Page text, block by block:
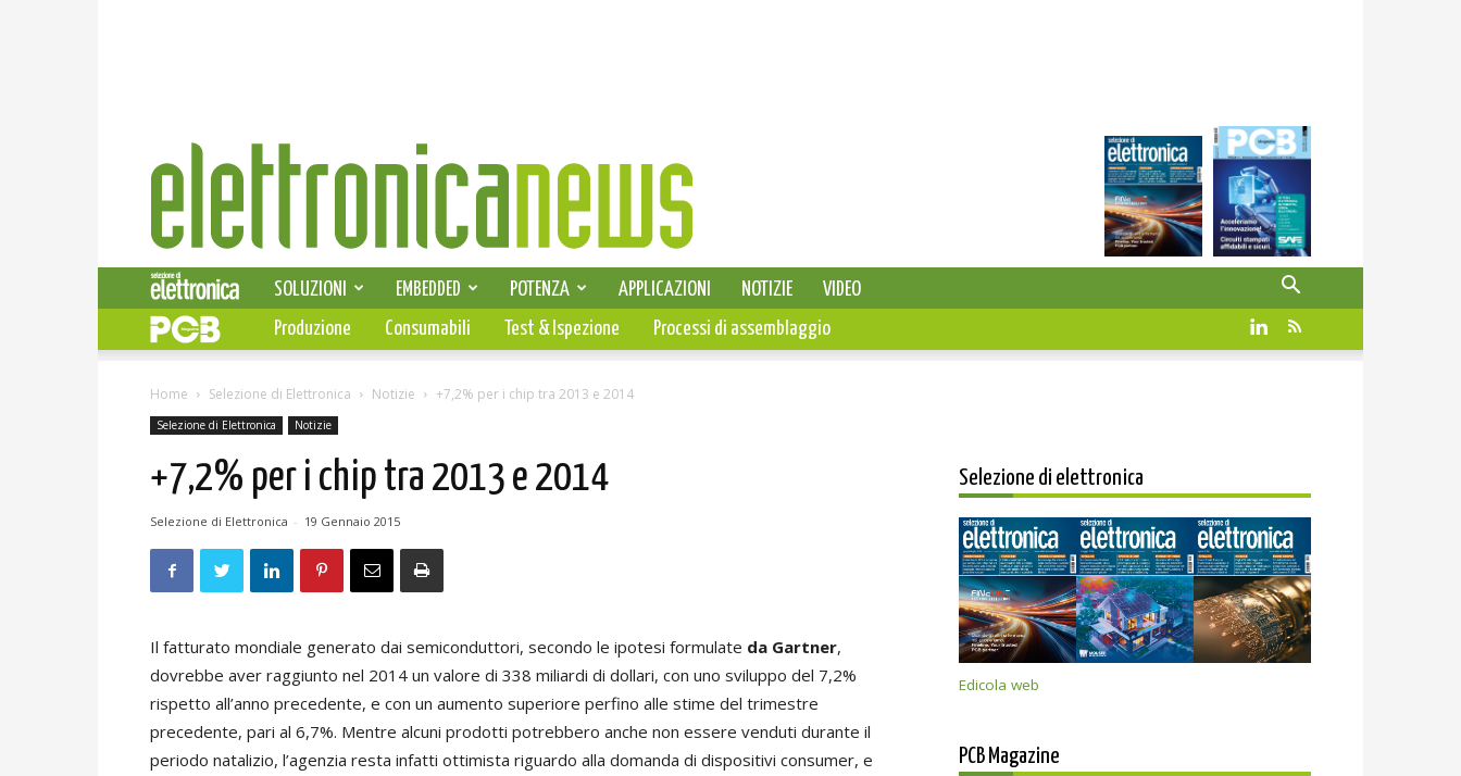
Elettronica
News
SELEZIONE DI ELETTRONICA
SOLUZIONI EMBEDDED POTENZA APPLICAZIONI NOTIZIE
VIDEO
PCB
Produzione Consumabili Test & Ispezione Processi di assemblaggio
Home Selezione di Elettronica Notizie +7,2% per i chip tra 2013 e 2014
Selezione di Elettronica Notizie
+7,2% per i chip tra 2013 e 2014
Selezione di Elettronica - 19 Gennaio 2015
Il fatturato mondiale generato dai semiconduttori, secondo le ipotesi formulate da Gartner,
dovrebbe aver raggiunto nel 2014 un valore di 338 miliardi di dollari, con uno sviluppo del 7,2%
rispetto all’anno precedente, e con un aumento superiore perfino alle stime del trimestre
precedente, pari al 6,7%. Mentre alcuni prodotti potrebbero anche non essere venduti durante il
periodo natalizio, l’agenzia resta infatti ottimista riguardo alla domanda di dispositivi consumer, e
Selezione di elettronica
Edicola web
PCB Magazine